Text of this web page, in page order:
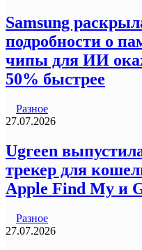
Samsung
подробности о
чипы для ИИ
50% быстрее
Разное
27.07.2026
Ugreen
трекер для
Apple Find My и
Разное
27.07.2026